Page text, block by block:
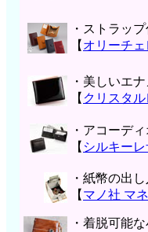
・ストラッ
【 オリーチ
・美しいエ
【 クリスタ
・アコーデ
【 シルキー
・紙幣の出
【 マノ社 マ
・着脱可能